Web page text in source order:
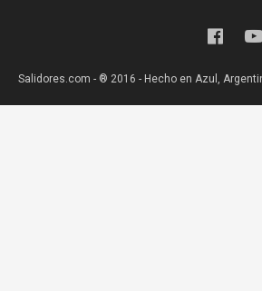
Salidores.com - ® 2016 - Hecho en Azul,